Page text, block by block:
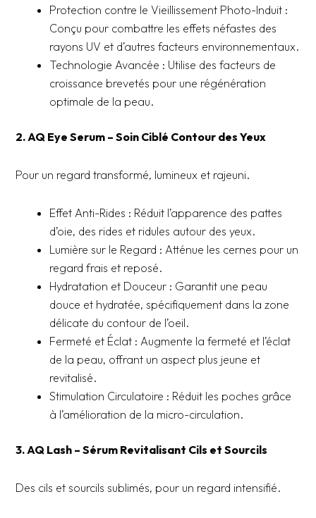
Protection contre le Vieillissement Photo-Induit :
Conçu pour combattre les effets néfastes des
rayons UV et d’autres facteurs environnementaux.
Technologie Avancée : Utilise des facteurs de
croissance brevetés pour une régénération
optimale de la peau.
2. AQ Eye Serum – Soin Ciblé Contour des Yeux
Pour un regard transformé, lumineux et rajeuni.
Effet Anti-Rides : Réduit l’apparence des pattes
d’oie, des rides et ridules autour des yeux.
Lumière sur le Regard : Atténue les cernes pour un
regard frais et reposé.
Hydratation et Douceur : Garantit une peau
douce et hydratée, spécifiquement dans la zone
délicate du contour de l’oeil.
Fermeté et Éclat : Augmente la fermeté et l’éclat
de la peau, offrant un aspect plus jeune et
revitalisé.
Stimulation Circulatoire : Réduit les poches grâce
à l’amélioration de la micro-circulation.
3. AQ Lash – Sérum Revitalisant Cils et Sourcils
Des cils et sourcils sublimés, pour un regard intensifié.